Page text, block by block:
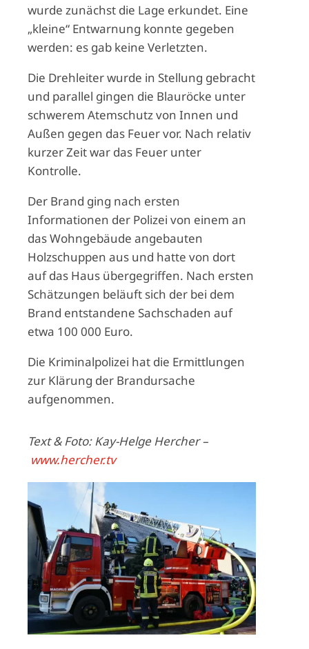
wurde zunächst die Lage erkundet. Eine
„kleine“ Entwarnung konnte gegeben
werden: es gab keine Verletzten.
Die Drehleiter wurde in Stellung gebracht
und parallel gingen die Blauröcke unter
schwerem Atemschutz von Innen und
Außen gegen das Feuer vor. Nach relativ
kurzer Zeit war das Feuer unter
Kontrolle.
Der Brand ging nach ersten
Informationen der Polizei von einem an
das Wohngebäude angebauten
Holzschuppen aus und hatte von dort
auf das Haus übergegriffen. Nach ersten
Schätzungen beläuft sich der bei dem
Brand entstandene Sachschaden auf
etwa 100 000 Euro.
Die Kriminalpolizei hat die Ermittlungen
zur Klärung der Brandursache
aufgenommen.
Text & Foto: Kay-Helge Hercher –
www.hercher.tv